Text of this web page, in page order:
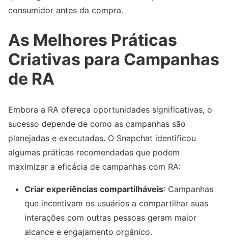
consumidor antes da compra.
As Melhores Práticas
Criativas para Campanhas
de RA
Embora a RA ofereça oportunidades significativas, o
sucesso depende de como as campanhas são
planejadas e executadas. O Snapchat identificou
algumas práticas recomendadas que podem
maximizar a eficácia de campanhas com RA:
Criar experiências compartilháveis: Campanhas
que incentivam os usuários a compartilhar suas
interações com outras pessoas geram maior
alcance e engajamento orgânico.